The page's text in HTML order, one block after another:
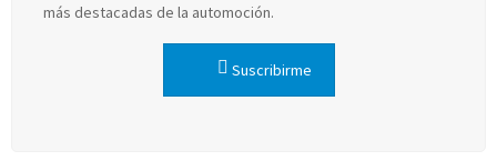
más destacadas de la automoción.
Suscribirme